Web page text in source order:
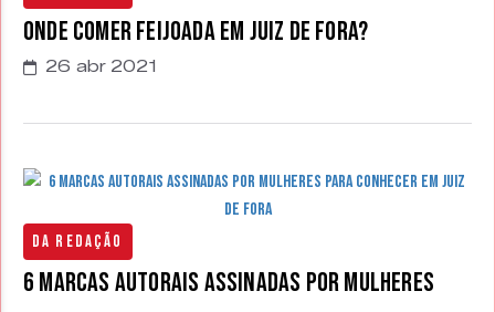
Onde comer Feijoada em Juiz de Fora?
26 abr 2021
Da Redação
6 Marcas Autorais Assinadas por Mulheres